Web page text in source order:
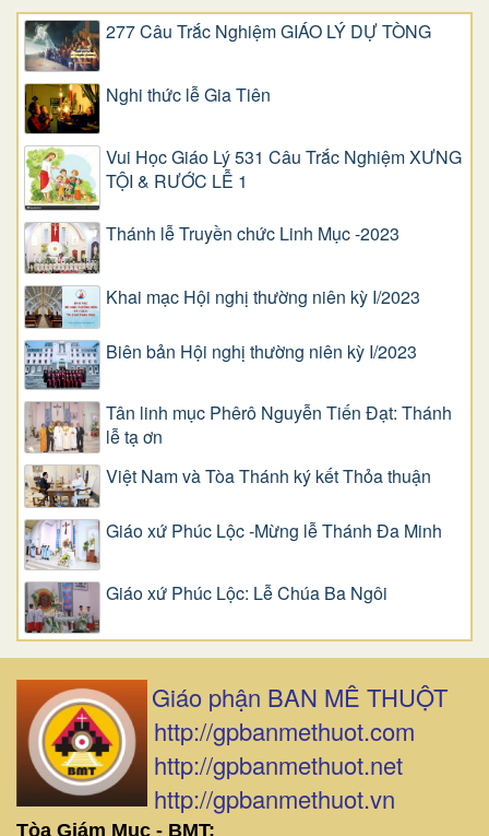
277 Câu Trắc Nghiệm GIÁO LÝ DỰ TÒNG
Nghi thức lễ Gia Tiên
Vui Học Giáo Lý 531 Câu Trắc Nghiệm XƯNG
TỘI & RƯỚC LỄ 1
Thánh lễ Truyền chức Linh Mục -2023
Khai mạc Hội nghị thường niên kỳ I/2023
Biên bản Hội nghị thường niên kỳ I/2023
Tân linh mục Phêrô Nguyễn Tiến Đạt: Thánh
lễ tạ ơn
Việt Nam và Tòa Thánh ký kết Thỏa thuận
Giáo xứ Phúc Lộc -Mừng lễ Thánh Đa Minh
Giáo xứ Phúc Lộc: Lễ Chúa Ba Ngôi
Giáo phận BAN MÊ THUỘT
http://gpbanmethuot.com
http://gpbanmethuot.net
http://gpbanmethuot.vn
Tòa Giám Mục - BMT: